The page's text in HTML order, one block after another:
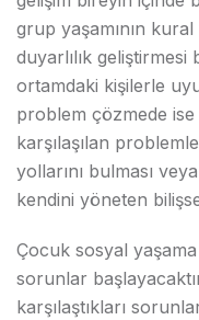
grup yaşamının
duyarlılık geliştirmesi
ortamdaki kişilerle
problem çözmede
karşılaşılan
yollarını bulması
kendini yöneten
Çocuk sosyal yaşama
sorunlar
karşılaştıkları